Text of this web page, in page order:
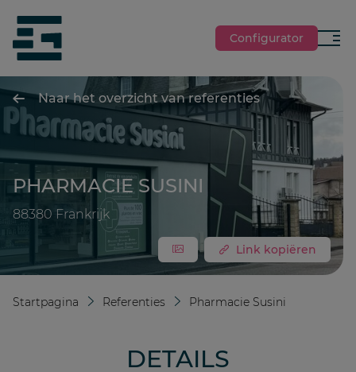
siteLogo
Configurator
Menu
Naar het overzicht van referenties
PHARMACIE SUSINI
88380 Frankrijk
Link kopiëren
Startpagina Referenties Pharmacie Susini
DETAILS